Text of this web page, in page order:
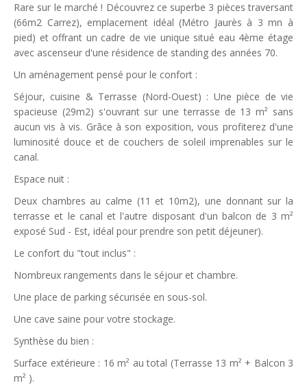
Rare sur le marché ! Découvrez ce superbe 3 pièces traversant
(66m2 Carrez), emplacement idéal (Métro Jaurès à 3 mn à
pied) et offrant un cadre de vie unique situé eau 4ème étage
avec ascenseur d'une résidence de standing des années 70.
Un aménagement pensé pour le confort :
Séjour, cuisine & Terrasse (Nord-Ouest) : Une pièce de vie
spacieuse (29m2) s'ouvrant sur une terrasse de 13 m² sans
aucun vis à vis. Grâce à son exposition, vous profiterez d'une
luminosité douce et de couchers de soleil imprenables sur le
canal.
Espace nuit :
Deux chambres au calme (11 et 10m2), une donnant sur la
terrasse et le canal et l'autre disposant d'un balcon de 3 m²
exposé Sud - Est, idéal pour prendre son petit déjeuner).
Le confort du "tout inclus" :
Nombreux rangements dans le séjour et chambre.
Une place de parking sécurisée en sous-sol.
Une cave saine pour votre stockage.
Synthèse du bien :
Surface extérieure : 16 m² au total (Terrasse 13 m² + Balcon 3
m² ).